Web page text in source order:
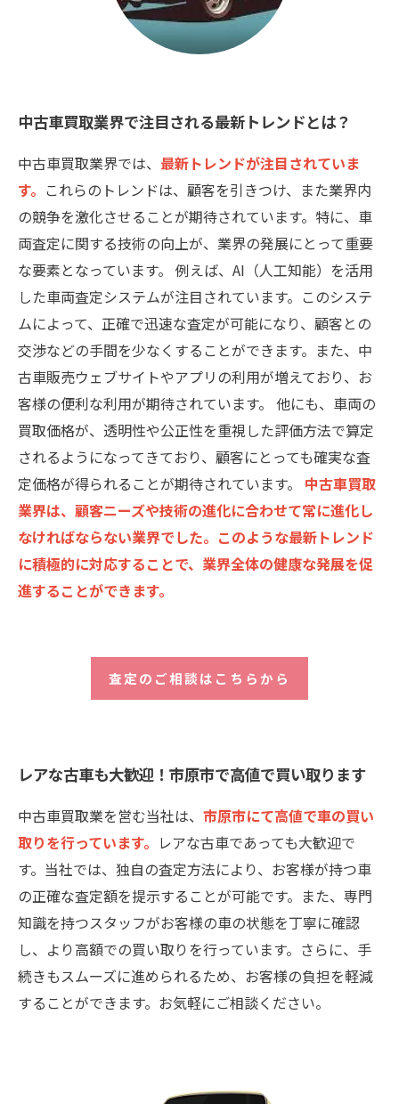
中古車買取業界で注目される最新トレンドとは？
中古車買取業界では、 最新トレンドが注目されていま
す。 これらのトレンドは、顧客を引きつけ、また業界内
の競争を激化させることが期待されています。特に、車
両査定に関する技術の向上が、業界の発展にとって重要
な要素となっています。 例えば、AI（人工知能）を活用
した車両査定システムが注目されています。このシステ
ムによって、正確で迅速な査定が可能になり、顧客との
交渉などの手間を少なくすることができます。また、中
古車販売ウェブサイトやアプリの利用が増えており、お
客様の便利な利用が期待されています。 他にも、車両の
買取価格が、透明性や公正性を重視した評価方法で算定
されるようになってきており、顧客にとっても確実な査
定価格が得られることが期待されています。
中古車買取
業界は、顧客ニーズや技術の進化に合わせて常に進化し
なければならない業界でした。このような最新トレンド
に積極的に対応することで、業界全体の健康な発展を促
進することができます。
査定のご相談はこちらから
レアな古車も大歓迎！市原市で高値で買い取ります
中古車買取業を営む当社は、 市原市にて高値で車の買い
取りを行っています。 レアな古車であっても大歓迎で
す。当社では、独自の査定方法により、お客様が持つ車
の正確な査定額を提示することが可能です。また、専門
知識を持つスタッフがお客様の車の状態を丁寧に確認
し、より高額での買い取りを行っています。さらに、手
続きもスムーズに進められるため、お客様の負担を軽減
することができます。お気軽にご相談ください。